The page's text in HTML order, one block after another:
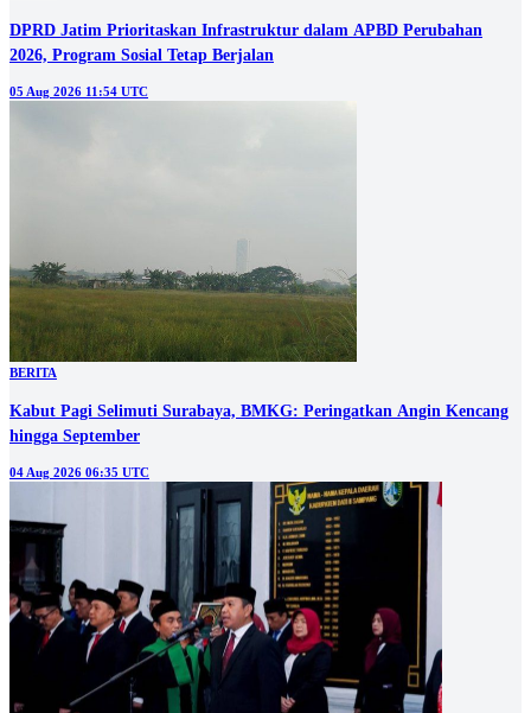
DPRD Jatim Prioritaskan Infrastruktur dalam APBD Perubahan
2026, Program Sosial Tetap Berjalan
05 Aug 2026 11:54 UTC
BERITA
Kabut Pagi Selimuti Surabaya, BMKG: Peringatkan Angin Kencang
hingga September
04 Aug 2026 06:35 UTC